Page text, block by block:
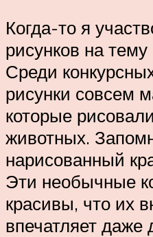
Когда-то я
рисунков на тему
Среди
рисунки совсем
которые
животных.
нарисованный
Эти необычные
красивы, что их
впечатляет даже